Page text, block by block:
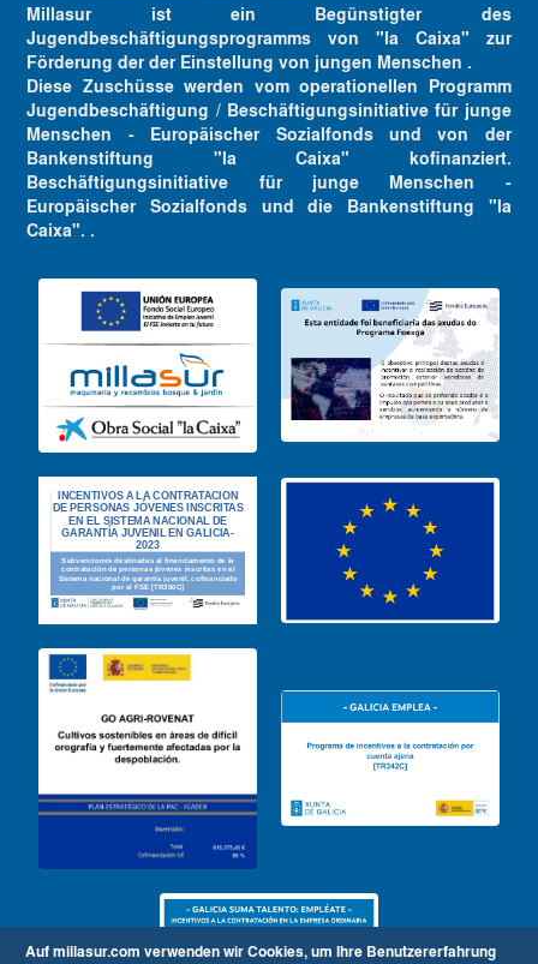
Millasur ist ein Begünstigter des
Jugendbeschäftigungsprogramms von "la Caixa" zur
Förderung der der Einstellung von jungen Menschen .
Diese Zuschüsse werden vom operationellen Programm
Jugendbeschäftigung / Beschäftigungsinitiative für junge
Menschen - Europäischer Sozialfonds und von der
Bankenstiftung "la Caixa" kofinanziert.
Beschäftigungsinitiative für junge Menschen -
Europäischer Sozialfonds und die Bankenstiftung "la
Caixa". .
Auf millasur.com verwenden wir Cookies, um Ihre Benutzererfahrung